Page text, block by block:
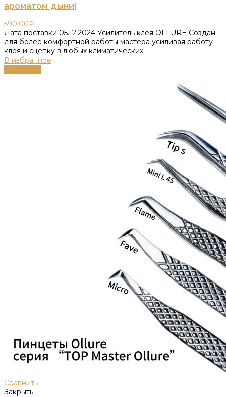
ароматом дыни)
590,00₽
Дата поставки 05.12.2024 Усилитель клея OLLURE Создан
для более комфортной работы мастера усиливая работу
клея и сцепку в любых климатических
В избранное
Сравнить
Закрыть